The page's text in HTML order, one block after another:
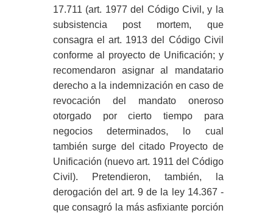
17.711 (art. 1977 del Código Civil, y la
subsistencia post mortem, que
consagra el art. 1913 del Código Civil
conforme al proyecto de Unificación; y
recomendaron asignar al mandatario
derecho a la indemnización en caso de
revocación del mandato oneroso
otorgado por cierto tiempo para
negocios determinados, lo cual
también surge del citado Proyecto de
Unificación (nuevo art. 1911 del Código
Civil). Pretendieron, también, la
derogación del art. 9 de la ley 14.367 -
que consagró la más asfixiante porción